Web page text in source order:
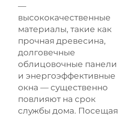
—
высококачественные
материалы, такие как
прочная древесина,
долговечные
облицовочные панели
и энергоэффективные
окна — существенно
повлияют на срок
службы дома. Посещая